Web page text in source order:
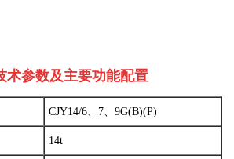
术参数及主要功能配置
CJY14/6、7、9G(B)(P)
14t